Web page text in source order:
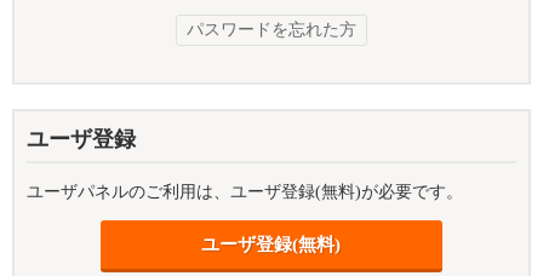
パスワードを忘れた方
ユーザ登録
ユーザパネルのご利用は、ユーザ登録(無料)が必要です。
ユーザ登録(無料)